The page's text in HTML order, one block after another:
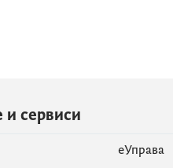
сервиси
еУправа